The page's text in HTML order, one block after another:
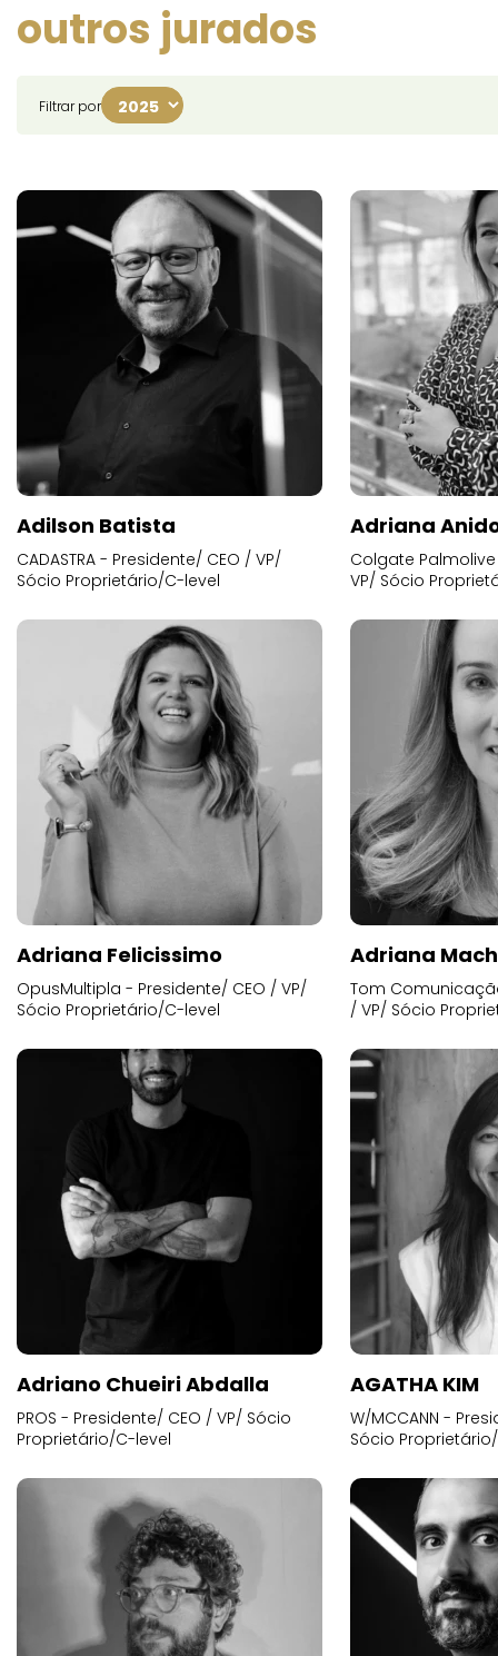
outros jurados
Filtrar por
Adilson Batista
CADASTRA - Presidente/ CEO / VP/
Sócio Proprietário/C-level
Adriana
Colgate
VP/ Sócio
Adriana Felicissimo
OpusMultipla - Presidente/ CEO / VP/
Sócio Proprietário/C-level
Adriana
Tom
/ VP/ Sócio
Adriano Chueiri Abdalla
PROS - Presidente/ CEO / VP/ Sócio
Proprietário/C-level
AGATHA KIM
W/MCCANN -
Sócio